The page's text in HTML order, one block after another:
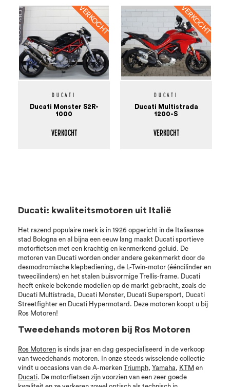
DUCATI
Ducati Monster S2R-
1000
VERKOCHT
DUCATI
Ducati Multistrada
1200-S
VERKOCHT
Ducati: kwaliteitsmotoren uit Italië
Het razend populaire merk is in 1926 opgericht in de Italiaanse
stad Bologna en al bijna een eeuw lang maakt Ducati sportieve
motorfietsen met een krachtig en kenmerkend geluid. De
motoren van Ducati worden onder andere gekenmerkt door de
desmodromische klepbediening, de L-Twin-motor (ééncilinder en
tweecilinders) en het stalen buisvormige Trellis-frame. Ducati
heeft enkele bekende modellen op de markt gebracht, zoals de
Ducati Multistrada, Ducati Monster, Ducati Supersport, Ducati
Streetfighter en Ducati Hypermotard. Deze motoren koopt u bij
Ros Motoren!
Tweedehands motoren bij Ros Motoren
Ros Motoren is sinds jaar en dag gespecialiseerd in de verkoop
van tweedehands motoren. In onze steeds wisselende collectie
vindt u occasions van de A-merken Triumph, Yamaha, KTM en
Ducati. De motorfietsen zijn voorzien van een zeer goede